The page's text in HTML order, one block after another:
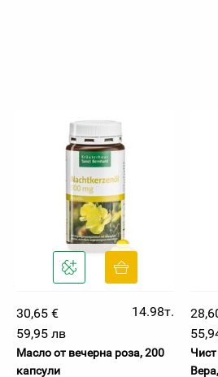
30,65 €
14.98т.
59,95 лв
Масло от вечерна роза, 200
капсули